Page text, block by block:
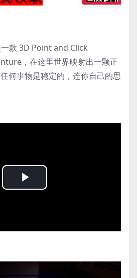
一款 3D Point and Click
，在这里世界映射出一颗正
何事物是稳定的，连你自己的思
Play